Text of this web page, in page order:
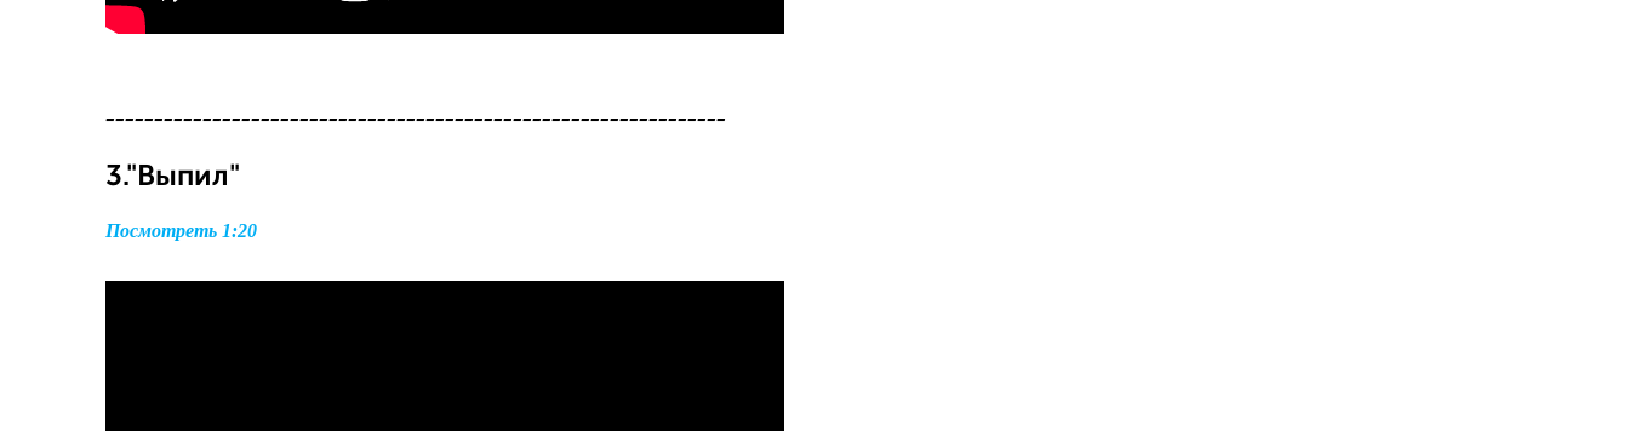
----------------------------------------------------------------
3."Выпил"
Посмотреть 1:20